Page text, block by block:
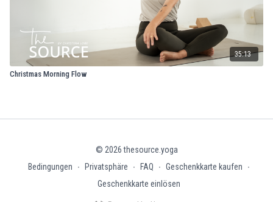
35:13
Christmas Morning Flow
© 2026 thesource.yoga
Bedingungen
∙ Privatsphäre ∙ FAQ ∙ Geschenkkarte kaufen
∙
Geschenkkarte einlösen